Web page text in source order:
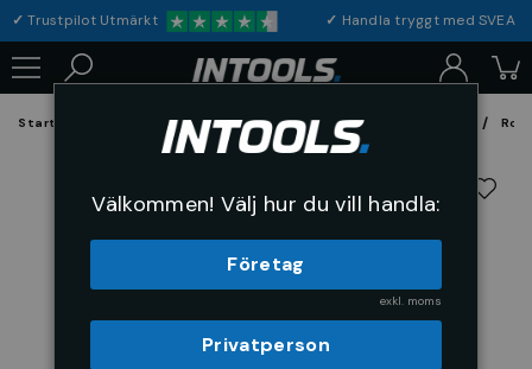
✓Trustpilot Utmärkt ✓ Handla tryggt med
Startsida Förbrukning & Maskintillbehör Fil, Slip och Borstar
Välkommen! Välj hur du vill handla:
Företag
exkl. moms
Privatperson